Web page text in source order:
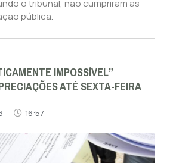
o tribunal, não cumpriram as
pública.
IMPOSSÍVEL”
ATÉ SEXTA-FEIRA
16:57